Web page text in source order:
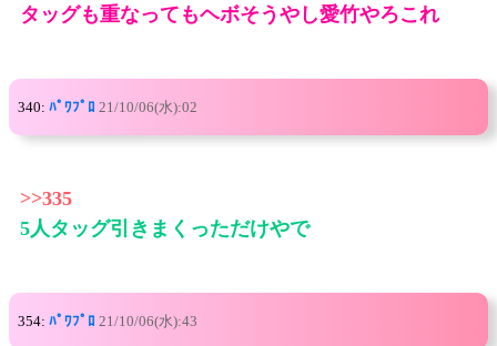
タッグも重なってもヘボそうやし愛竹やろこれ
340: ﾊﾟﾜﾌﾟﾛ 21/10/06(水):02
>>335
5人タッグ引きまくっただけやで
354: ﾊﾟﾜﾌﾟﾛ 21/10/06(水):43